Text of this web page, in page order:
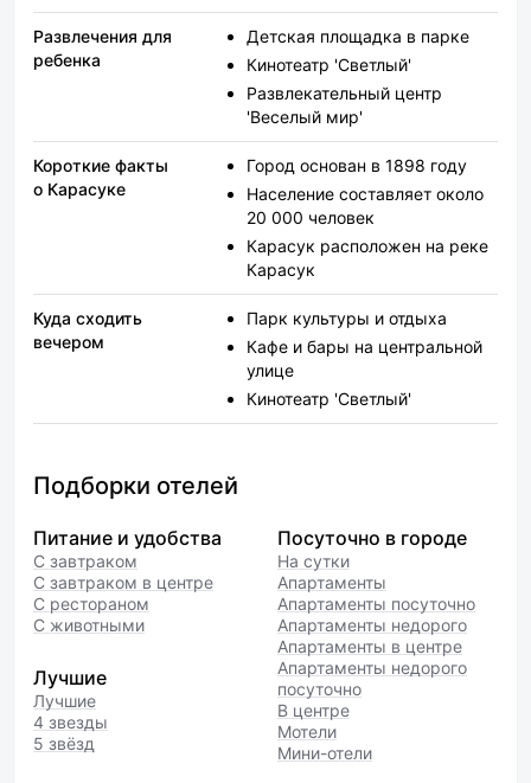
Развлечения для
ребенка
Детская площадка в парке
Кинотеатр 'Светлый'
Развлекательный центр
'Веселый мир'
Короткие факты
о Карасуке
Город основан в 1898 году
Население составляет около
20 000 человек
Карасук расположен на реке
Карасук
Куда сходить
вечером
Парк культуры и отдыха
Кафе и бары на центральной
улице
Кинотеатр 'Светлый'
Подборки отелей
Питание и удобства
С завтраком
С завтраком в центре
С рестораном
С животными
Лучшие
Лучшие
4 звезды
5 звёзд
Посуточно в городе
На сутки
Апартаменты
Апартаменты посуточно
Апартаменты недорого
Апартаменты в центре
Апартаменты недорого
посуточно
В центре
Мотели
Мини-отели